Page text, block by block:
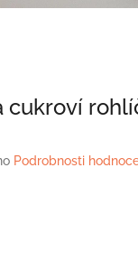
cukroví
Podrobnosti